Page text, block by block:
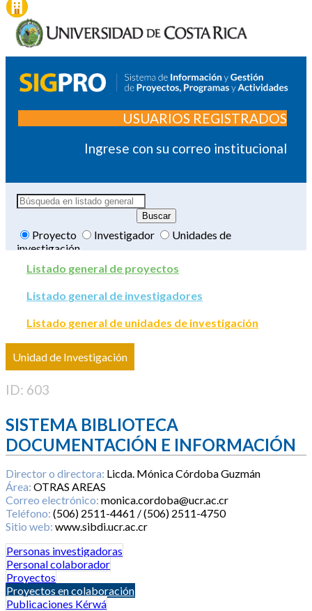
USUARIOS REGISTRADOS
Ingrese con su correo institucional
Proyecto Investigador
Unidades de
investigación
Listado general de proyectos
Listado general de investigadores
Listado general de unidades de investigación
Unidad de Investigación
ID: 603
SISTEMA BIBLIOTECA
DOCUMENTACIÓN E INFORMACIÓN
Director o directora: Licda. Mónica Córdoba Guzmán
Área: OTRAS AREAS
Correo electrónico: monica.cordoba@ucr.ac.cr
Teléfono: (506) 2511-4461 / (506) 2511-4750
Sitio web: www.sibdi.ucr.ac.cr
Personas investigadoras
Personal colaborador
Proyectos
Proyectos en colaboración
Publicaciones Kérwá